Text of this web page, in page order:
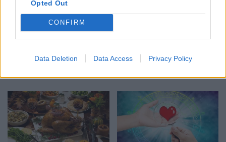
Opted Out
CONFIRM
Data Deletion Data Access Privacy Policy
ngrohta me ish-banoren e
mbi bakllavanë